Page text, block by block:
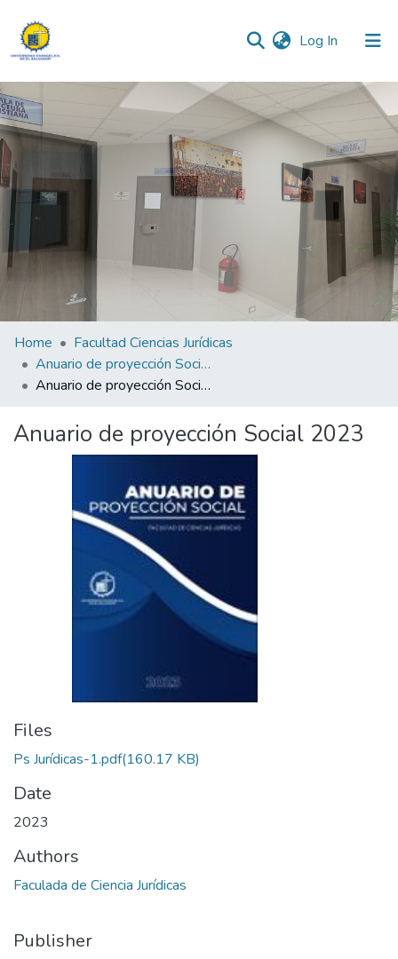
Log In (current)
Communities & Collections
All of DSpace
Statistics
Home
Facultad Ciencias Jurídicas
Anuario de proyección Social 2023
Anuario de proyección Social 2023
Anuario de proyección Social 2023
Files
Ps Jurídicas-1.pdf(160.17 KB)
Date
2023
Authors
Faculada de Ciencia Jurídicas
Publisher